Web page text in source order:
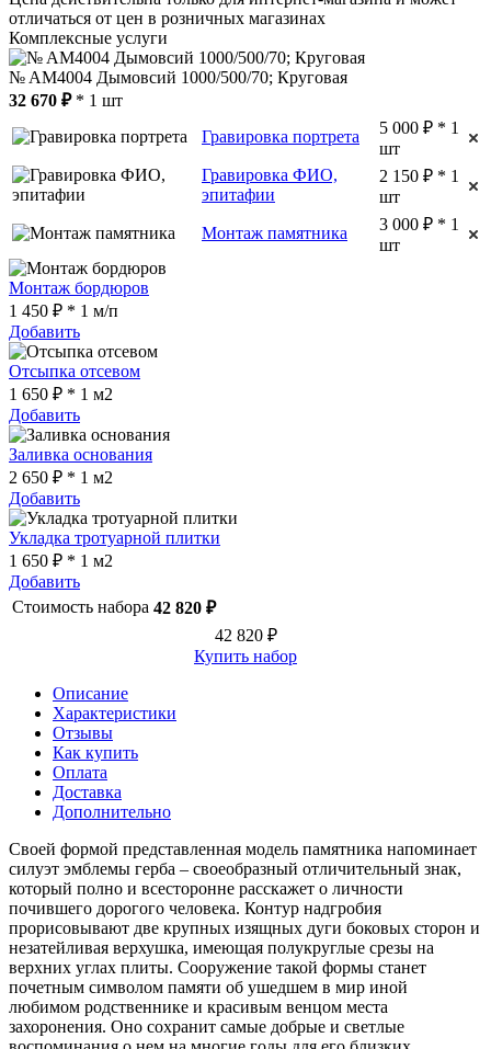
отличаться от цен в розничных магазинах
Комплексные услуги
№ AM4004 Дымовсий 1000/500/70; Круговая
32 670 ₽* 1 шт
Гравировка портрета
5 000 ₽ * 1
шт
Гравировка ФИО,
эпитафии
2 150 ₽ * 1
шт
Монтаж памятника
3 000 ₽ * 1
шт
Монтаж бордюров
1 450 ₽ * 1 м/п
Добавить
Отсыпка отсевом
1 650 ₽ * 1 м2
Добавить
Заливка основания
2 650 ₽ * 1 м2
Добавить
Укладка тротуарной плитки
1 650 ₽ * 1 м2
Добавить
Стоимость набора 42 820 ₽
42 820 ₽
Купить набор
Описание
Характеристики
Отзывы
Как купить
Оплата
Доставка
Дополнительно
Своей формой представленная модель памятника напоминает
силуэт эмблемы герба – своеобразный отличительный знак,
который полно и всесторонне расскажет о личности
почившего дорогого человека. Контур надгробия
прорисовывают две крупных изящных дуги боковых сторон и
незатейливая верхушка, имеющая полукруглые срезы на
верхних углах плиты. Сооружение такой формы станет
почетным символом памяти об ушедшем в мир иной
любимом родственнике и красивым венцом места
захоронения. Оно сохранит самые добрые и светлые